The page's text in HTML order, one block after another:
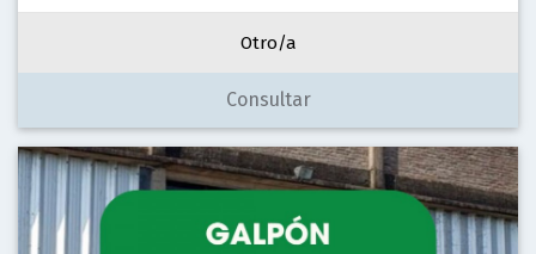
Otro/a
Consultar